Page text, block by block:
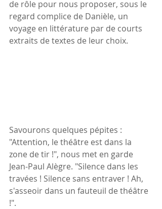
de rôle pour nous proposer, sous le
regard complice de Danièle, un
voyage en littérature par de courts
extraits de textes de leur choix.
Savourons quelques pépites :
"Attention, le théâtre est dans la
zone de tir !", nous met en garde
Jean-Paul Alègre. "Silence dans les
travées ! Silence sans entraver ! Ah,
s'asseoir dans un fauteuil de théâtre
!".